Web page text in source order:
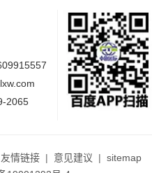
2065
友情链接 | 意见建议 | sitemap